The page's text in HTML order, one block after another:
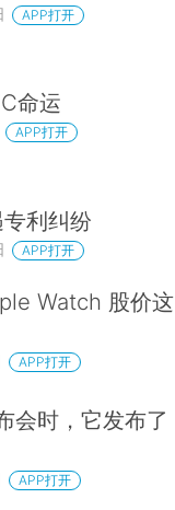
APP打开
命运
APP打开
利纠纷
APP打开
Watch 股价这
APP打开
会时，它发布了
APP打开